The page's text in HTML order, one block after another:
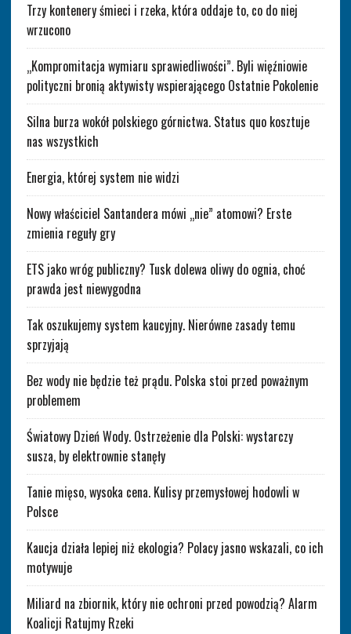
Trzy kontenery śmieci i rzeka, która oddaje to, co do niej
wrzucono
„Kompromitacja wymiaru sprawiedliwości”. Byli więźniowie
polityczni bronią aktywisty wspierającego Ostatnie Pokolenie
Silna burza wokół polskiego górnictwa. Status quo kosztuje
nas wszystkich
Energia, której system nie widzi
Nowy właściciel Santandera mówi „nie” atomowi? Erste
zmienia reguły gry
ETS jako wróg publiczny? Tusk dolewa oliwy do ognia, choć
prawda jest niewygodna
Tak oszukujemy system kaucyjny. Nierówne zasady temu
sprzyjają
Bez wody nie będzie też prądu. Polska stoi przed poważnym
problemem
Światowy Dzień Wody. Ostrzeżenie dla Polski: wystarczy
susza, by elektrownie stanęły
Tanie mięso, wysoka cena. Kulisy przemysłowej hodowli w
Polsce
Kaucja działa lepiej niż ekologia? Polacy jasno wskazali, co ich
motywuje
Miliard na zbiornik, który nie ochroni przed powodzią? Alarm
Koalicji Ratujmy Rzeki